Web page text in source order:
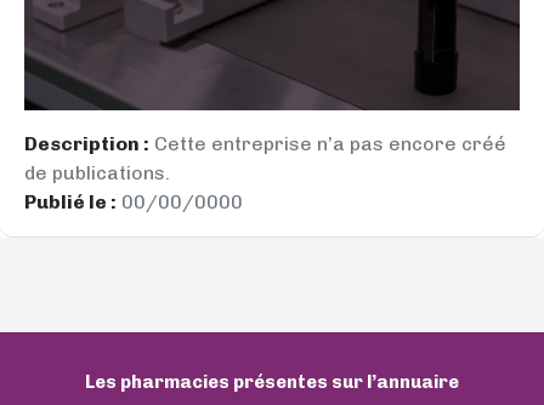
Description : Cette entreprise n’a pas encore créé
de publications.
Publié le : 00/00/0000
Les pharmacies présentes sur l’annuaire